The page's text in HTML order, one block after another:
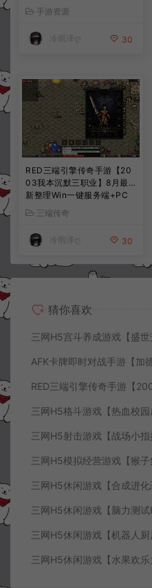
手工服务端+CDK授权后台
+全资源安卓+详细搭建教程
+视频教程
手游资源
冷雨泽ღ 30
RED三端引擎传奇手游【20
03我本沉默三职业】8月最
新整理Win一键服务端+PC
安卓+详细搭建教程
三端传奇
冷雨泽ღ 30
猜你喜欢